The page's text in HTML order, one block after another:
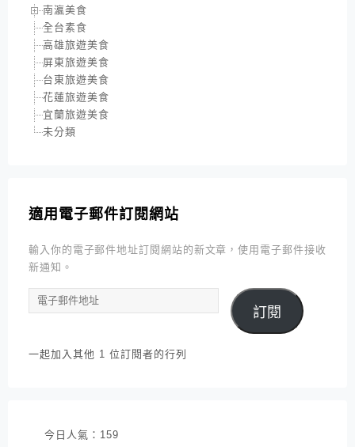
南瀛美食
全台素食
高雄旅遊美食
屏東旅遊美食
台東旅遊美食
花蓮旅遊美食
宜蘭旅遊美食
未分類
適用電子郵件訂閱網站
輸入你的電子郵件地址訂閱網站的新文章，使用電子郵件接收
新通知。
電
子
件
訂閱
一起加入其他 1 位訂閱者的行列
今日人氣： 159